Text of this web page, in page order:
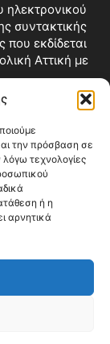
την πρόσβαση σε
τεχνολογίες
ή η
αρνητικά
ηλεκτρονικού
συντακτικής
εκδίδεται
Αττική με